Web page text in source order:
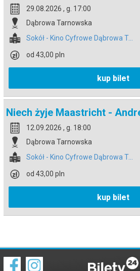
29.08.2026 , g. 17:00
Dąbrowa Tarnowska
Sokół - Kino Cyfrowe Dąbrowa T...
od 43,00 pln
kup bilet
Niech żyje Maastricht -
12.09.2026 , g. 18:00
Dąbrowa Tarnowska
Sokół - Kino Cyfrowe Dąbrowa T...
od 43,00 pln
kup bilet